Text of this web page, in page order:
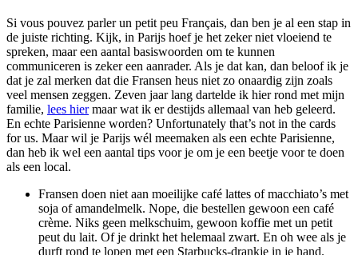
Si vous pouvez parler un petit peu Français, dan ben je al een stap in
de juiste richting. Kijk, in Parijs hoef je het zeker niet vloeiend te
spreken, maar een aantal basiswoorden om te kunnen
communiceren is zeker een aanrader. Als je dat kan, dan beloof ik je
dat je zal merken dat die Fransen heus niet zo onaardig zijn zoals
veel mensen zeggen. Zeven jaar lang dartelde ik hier rond met mijn
familie, lees hiermaar wat ik er destijds allemaal van heb geleerd.
En echte Parisienne worden? Unfortunately that’s not in the cards
for us. Maar wil je Parijs wél meemaken als een echte Parisienne,
dan heb ik wel een aantal tips voor je om je een beetje voor te doen
als een local.
Fransen doen niet aan moeilijke café lattes of macchiato’s met
soja of amandelmelk. Nope, die bestellen gewoon een café
crème. Niks geen melkschuim, gewoon koffie met un petit
peut du lait. Of je drinkt het helemaal zwart. En oh wee als je
durft rond te lopen met een Starbucks-drankje in je hand.